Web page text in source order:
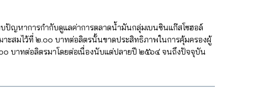
บปัญหาการกำกับดูแลค่าการตลาดน้ำมันกลุ่มเบนซินแก๊สโซฮอล์
าะสมไว้ที่ ๒.๐๐ บาทต่อลิตรนั้นขาดประสิทธิภาพในการคุ้มครองผู้
๐ บาทต่อลิตรมาโดยต่อเนื่องนับแต่ปลายปี ๒๕๖๔ จนถึงปัจจุบัน